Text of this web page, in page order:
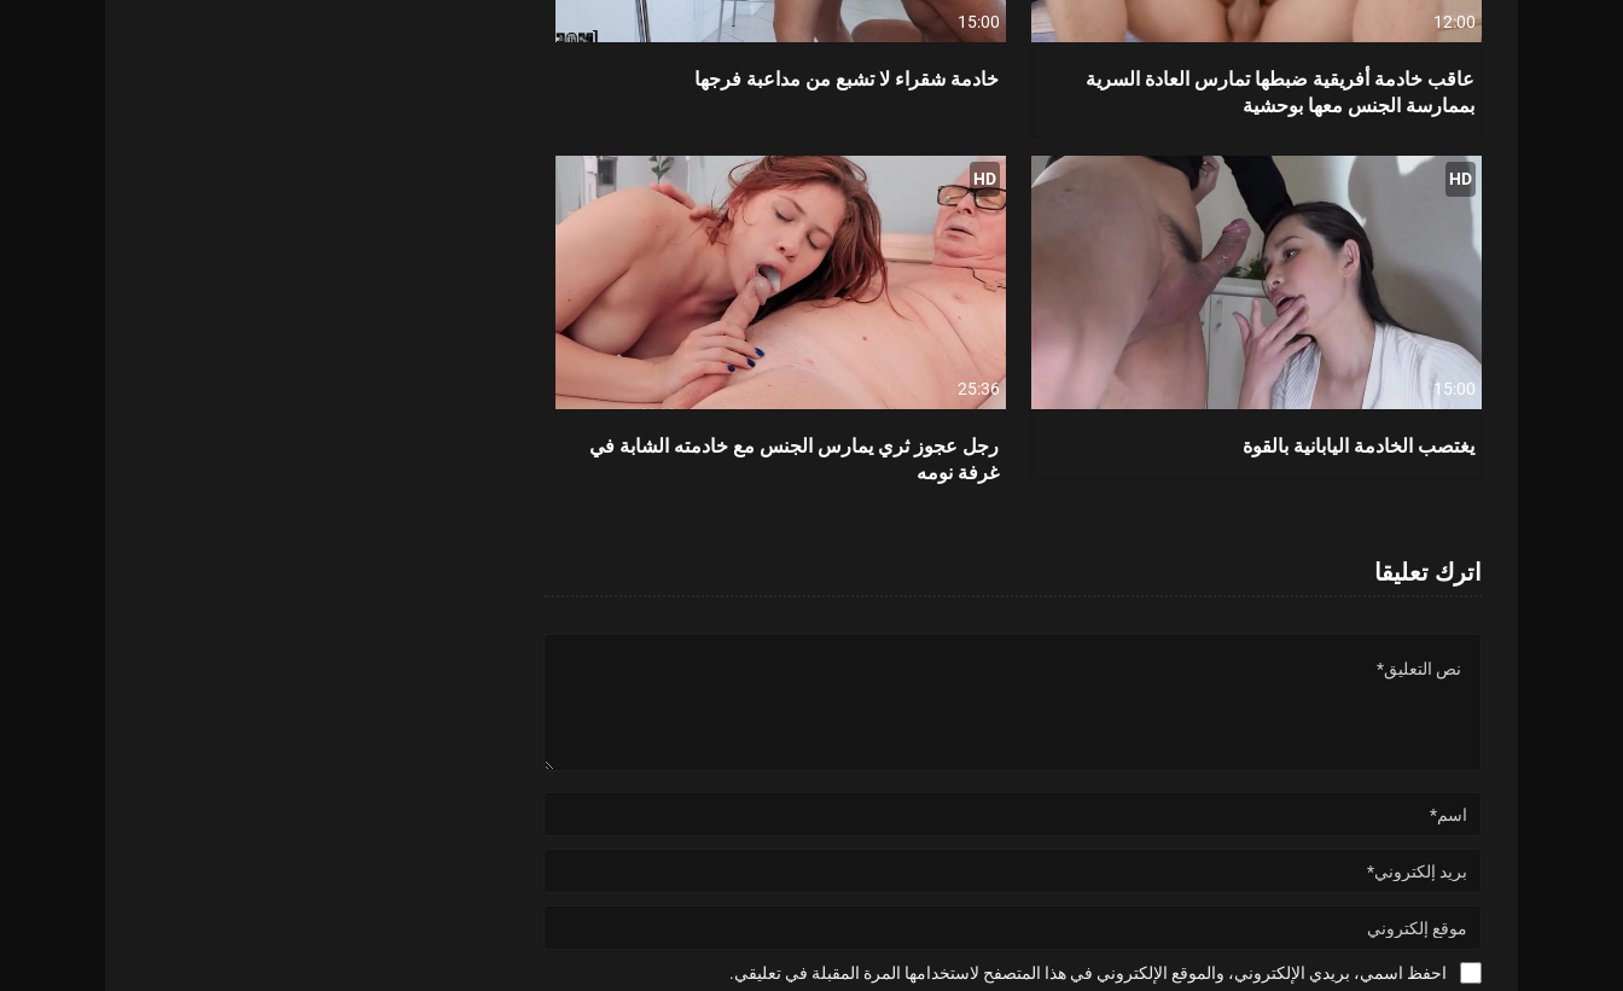
12:00
عاقب خادمة أفريقية ضبطها تمارس العادة السرية
بممارسة الجنس معها بوحشية
15:00
خادمة شقراء لا تشبع من مداعبة فرجها
HD
15:00
يغتصب الخادمة اليابانية بالقوة
HD
25:36
رجل عجوز ثري يمارس الجنس مع خادمته الشابة في
غرفة نومه
اترك تعليقا
احفظ اسمي، بريدي الإلكتروني، والموقع الإلكتروني في هذا المتصفح لاستخدامها المرة المقبلة في تعليقي.